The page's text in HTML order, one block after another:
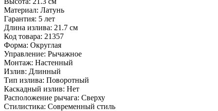
Материал: Латунь
Гарантия: 5 лет
Длина излива: 21.7 см
Код товара: 21357
Форма: Округлая
Управление: Рычажное
Монтаж: Настенный
Излив: Длинный
Тип излива: Поворотный
Каскадный излив: Нет
Расположение рычага: Сверху
Стилистика: Современный стиль